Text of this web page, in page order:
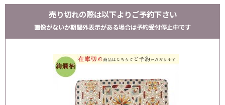
売り切れの際は以下よりご予約下さい
画像がないか期間外表示がある場合は予約受付停止中です